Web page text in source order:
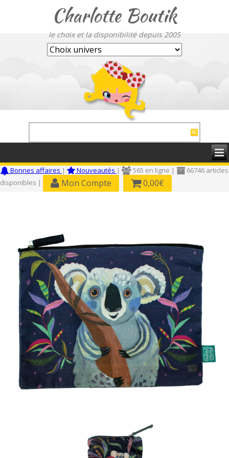
Charlotte Boutik
le choix et la disponibilité depuis 2005
Bonnes affaires | Nouveautés | 565 en ligne |
66746 articles
disponibles |
Mon Compte 0,00€